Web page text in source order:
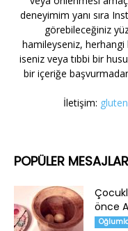
deneyimim yanı sıra
görebileceğiniz
hamileyseniz,
iseniz veya tıbbi bir
bir içeriğe
İletişim:
POPÜLER MESAJLAR
önce